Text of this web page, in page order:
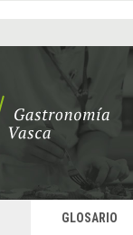
GLOSARIO